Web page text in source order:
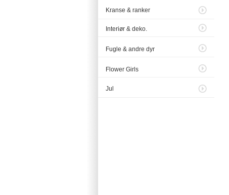
Kranse & ranker
Interiør & deko.
Fugle & andre dyr
Flower Girls
Jul